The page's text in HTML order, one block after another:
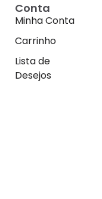
Conta
Minha Conta
Carrinho
Lista de
Desejos